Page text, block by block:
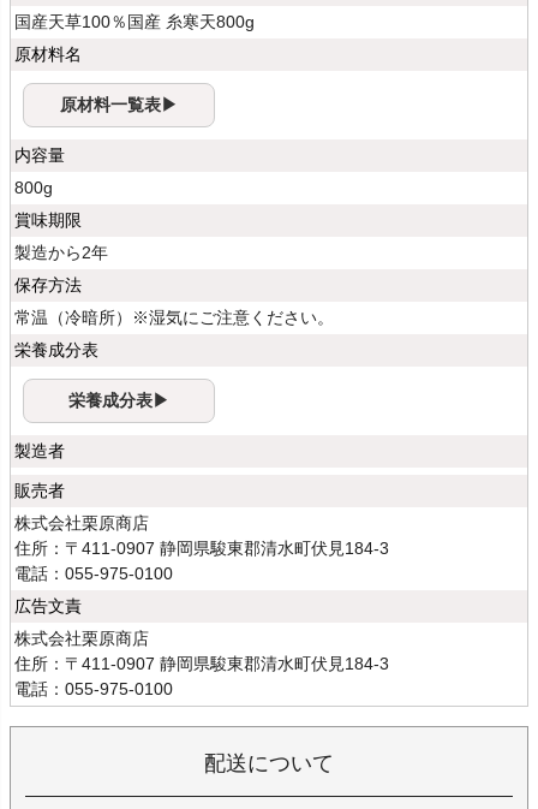
国産天草100％国産 糸寒天800g
原材料名
原材料一覧表▶
内容量
800g
賞味期限
製造から2年
保存方法
常温（冷暗所）※湿気にご注意ください。
栄養成分表
栄養成分表▶
製造者
販売者
株式会社栗原商店
住所：〒411-0907 静岡県駿東郡清水町伏見184-3
電話：055-975-0100
広告文責
株式会社栗原商店
住所：〒411-0907 静岡県駿東郡清水町伏見184-3
電話：055-975-0100
配送について